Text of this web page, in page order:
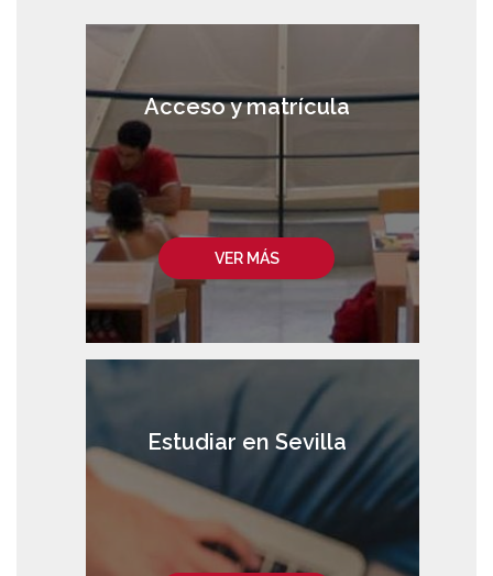
VER MÁS
Acceso y matrícula
Estudiar en Sevilla